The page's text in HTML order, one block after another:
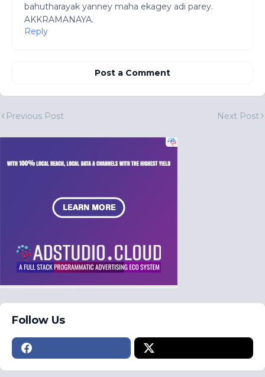
bahutharayak yanney maha ekagey adi parey.
AKKRAMANAYA.
Reply
Post a Comment
Previous Post Next Post
Follow Us